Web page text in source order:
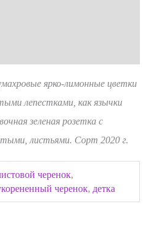
ярко-лимонные цветки
лепестками, как язычки
зеленая розетка с
листьями. Сорт 2020 г.
черенок,
черенок, детка